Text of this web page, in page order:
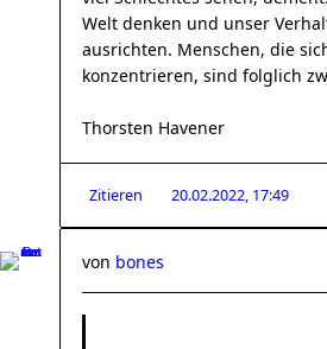
Welt denken und unser
ausrichten. Menschen, die
konzentrieren, sind folglich
Thorsten Havener
Zitieren 20.02.2022, 17:49
von bones